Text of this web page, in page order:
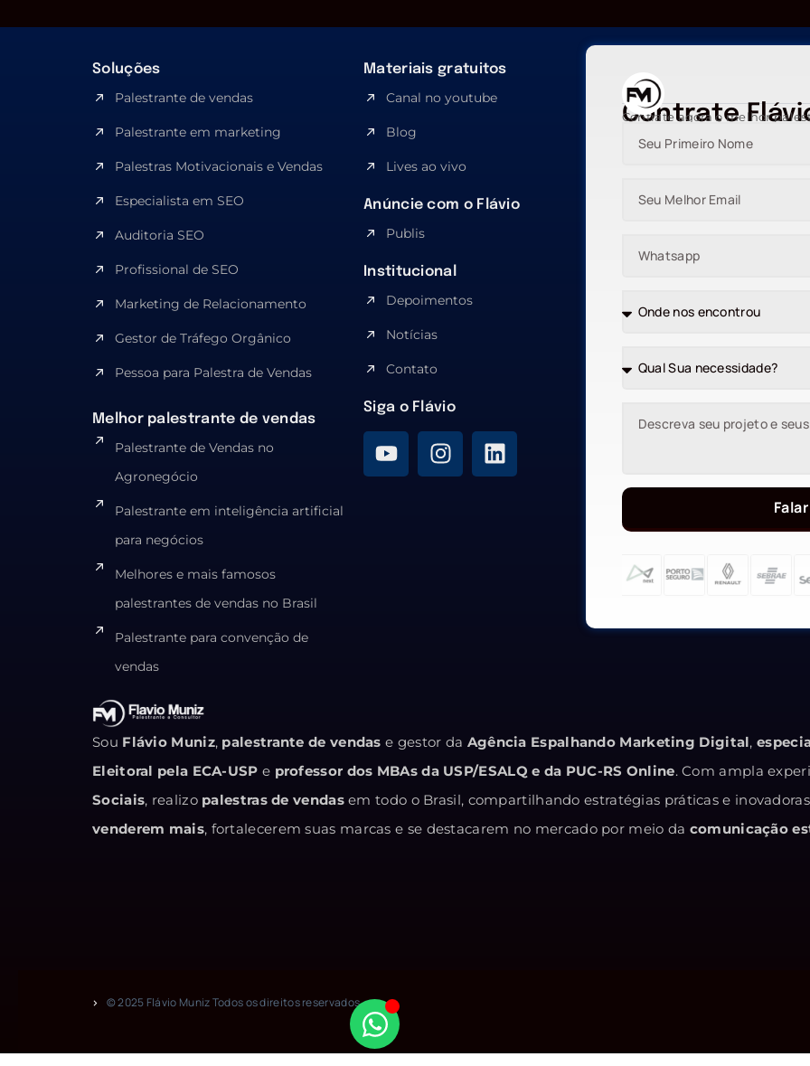
Soluções
Palestrante de vendas
Palestrante em marketing
Palestras Motivacionais e Vendas
Especialista em SEO​
Auditoria SEO
Profissional de SEO
Marketing de Relacionamento
Gestor de Tráfego Orgânico
Pessoa para Palestra de Vendas
Melhor palestrante de vendas
Palestrante de Vendas no
Agronegócio
Palestrante em inteligência artificial
para negócios
Melhores e mais famosos
palestrantes de vendas no Brasil
Palestrante para convenção de
vendas
Materiais gratuitos
Canal no youtube
Blog
Lives ao vivo
Anúncie com o Flávio
Publis
Institucional
Depoimentos
Notícias
Contato
Siga o Flávio
Contrate
Contrate agora o melhor
Sou Flávio Muniz, palestrante de vendas e gestor da Agência Espalhando Marketing Digital,
Eleitoral pela ECA-USP e professor dos MBAs da USP/ESALQ e da PUC-RS Online. Com ampla
Sociais, realizo palestras de vendasem todo o Brasil, compartilhando estratégias práticas e
venderem mais, fortalecerem suas marcas e se destacarem no mercado por meio da comunicação
© 2025 Flávio Muniz Todos os direitos reservados.